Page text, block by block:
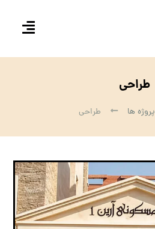
طراحی
پروژه ها طراحی